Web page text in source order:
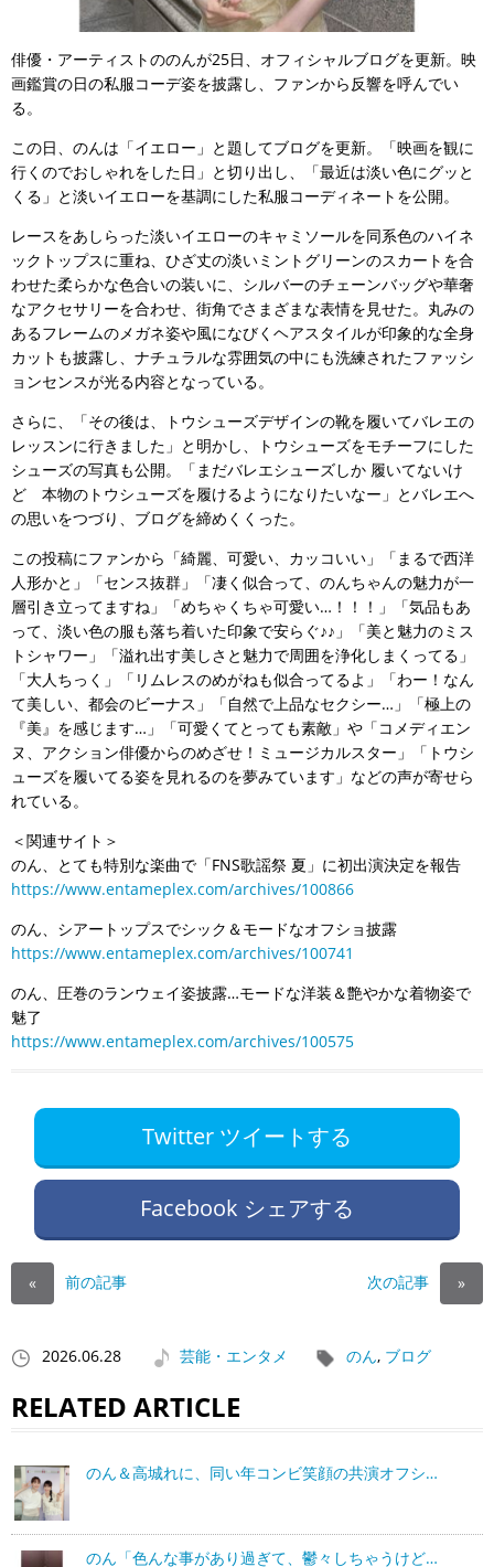
俳優・アーティストののんが25日、オフィシャルブログを更新。映
画鑑賞の日の私服コーデ姿を披露し、ファンから反響を呼んでい
る。
この日、のんは「イエロー」と題してブログを更新。「映画を観に
行くのでおしゃれをした日」と切り出し、「最近は淡い色にグッと
くる」と淡いイエローを基調にした私服コーディネートを公開。
レースをあしらった淡いイエローのキャミソールを同系色のハイネ
ックトップスに重ね、ひざ丈の淡いミントグリーンのスカートを合
わせた柔らかな色合いの装いに、シルバーのチェーンバッグや華奢
なアクセサリーを合わせ、街角でさまざまな表情を見せた。丸みの
あるフレームのメガネ姿や風になびくヘアスタイルが印象的な全身
カットも披露し、ナチュラルな雰囲気の中にも洗練されたファッシ
ョンセンスが光る内容となっている。
さらに、「その後は、トウシューズデザインの靴を履いてバレエの
レッスンに行きました」と明かし、トウシューズをモチーフにした
シューズの写真も公開。「まだバレエシューズしか 履いてないけ
ど 本物のトウシューズを履けるようになりたいなー」とバレエへ
の思いをつづり、ブログを締めくくった。
この投稿にファンから「綺麗、可愛い、カッコいい」「まるで西洋
人形かと」「センス抜群」「凄く似合って、のんちゃんの魅力が一
層引き立ってますね」「めちゃくちゃ可愛い…！！！」「気品もあ
って、淡い色の服も落ち着いた印象で安らぐ♪♪」「美と魅力のミス
トシャワー」「溢れ出す美しさと魅力で周囲を浄化しまくってる」
「大人ちっく」「リムレスのめがねも似合ってるよ」「わー！なん
て美しい、都会のビーナス」「自然で上品なセクシー…」「極上の
『美』を感じます…」「可愛くてとっても素敵」や「コメディエン
ヌ、アクション俳優からのめざせ！ミュージカルスター」「トウシ
ューズを履いてる姿を見れるのを夢みています」などの声が寄せら
れている。
＜関連サイト＞
のん、とても特別な楽曲で「FNS歌謡祭 夏」に初出演決定を報告
https://www.entameplex.com/archives/100866
のん、シアートップスでシック＆モードなオフショ披露
https://www.entameplex.com/archives/100741
のん、圧巻のランウェイ姿披露…モードな洋装＆艶やかな着物姿で
魅了
https://www.entameplex.com/archives/100575
Twitter ツイートする
Facebook シェアする
« 前の記事 次の記事 »
2026.06.28 芸能・エンタメ のん, ブログ
RELATED ARTICLE
のん＆高城れに、同い年コンビ笑顔の共演オフシ…
のん「色んな事があり過ぎて、鬱々しちゃうけど…